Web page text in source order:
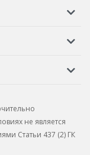
не является
Статьи 437 (2) ГК